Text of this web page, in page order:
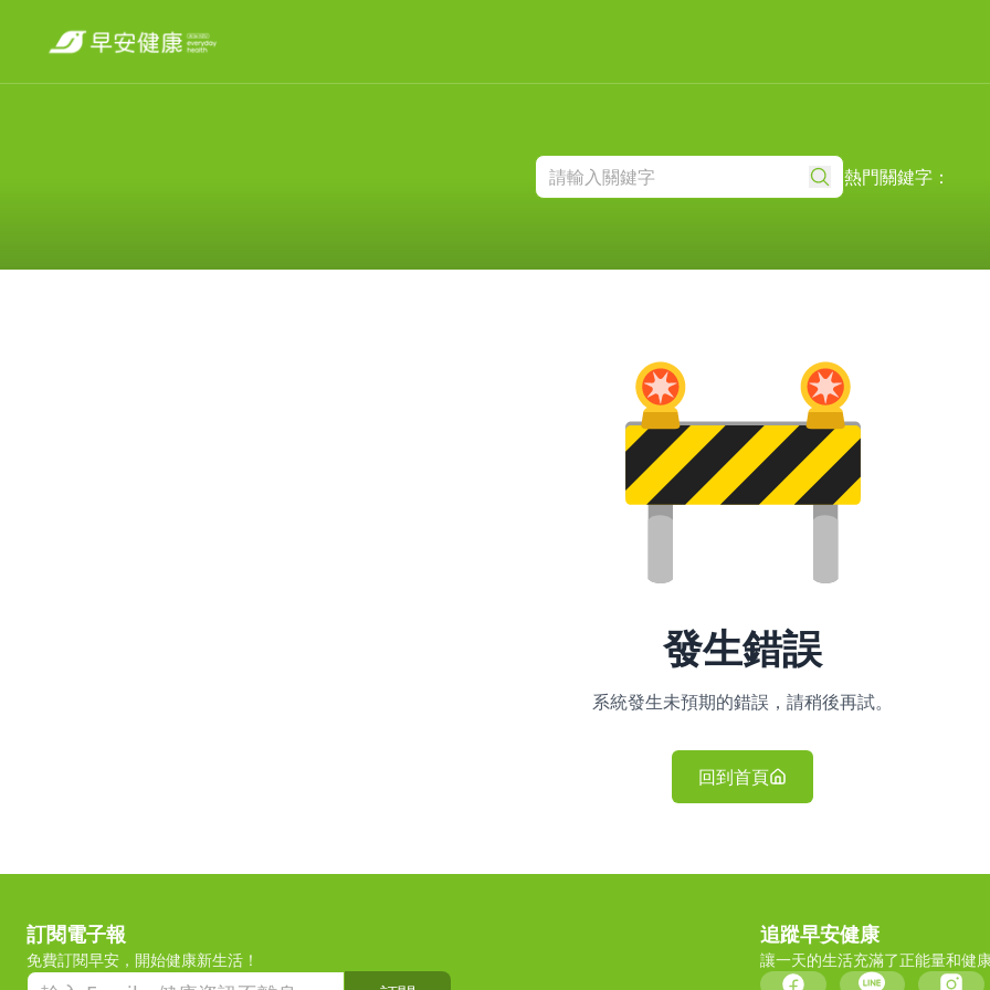
熱門關鍵字：
發生錯誤
系統發生未預期的錯誤，請稍後再試。
回到首頁
訂閱電子報
免費訂閱早安，開始健康新生活！
追蹤早安健康
讓一天的生活充滿了正能量和健